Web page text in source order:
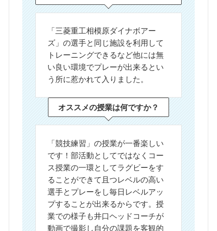
「三菱重工相模原ダイナボアー
ズ」の選手と同じ施設を利用して
トレーニングできるなど他には無
い良い環境でプレーが出来るとい
う所に惹かれて入りました。
オススメの授業は何ですか？
「競技練習」の授業が一番楽しい
です！部活動としてではなくコー
ス授業の一環としてラグビーをす
ることができて且つレベルの高い
選手とプレーをし毎日レベルアッ
プすることが出来るからです。授
業での様子も井口ヘッドコーチが
動画で撮影し自分の課題を客観的